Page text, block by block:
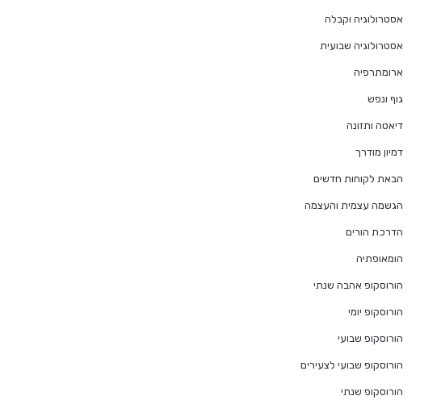
אסטרולוגיה וקבלה
אסטרולוגיה שבועית
ארומתרפיה
גוף ונפש
דיאטה ותזונה
דמיון מודרך
הבאת לקוחות חדשים
הגשמה עצמית והעצמה
הדרכת הורים
הומאופתיה
הורוסקופ אהבה שנתי
הורוסקופ יומי
הורוסקופ שבועי
הורוסקופ שבועי לצעירים
הורוסקופ שנתי